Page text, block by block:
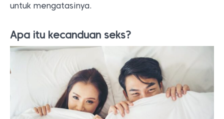
untuk mengatasinya.
Apa itu kecanduan seks?